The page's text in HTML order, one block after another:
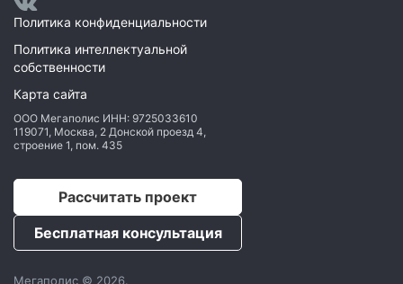
Политика конфиденциальности
Политика интеллектуальной
собственности
Карта сайта
ООО Мегаполис ИНН: 9725033610
119071, Москва, 2 Донской проезд 4,
строение 1, пом. 435
Рассчитать проект
Бесплатная консультация
Мегаполис © 2026.